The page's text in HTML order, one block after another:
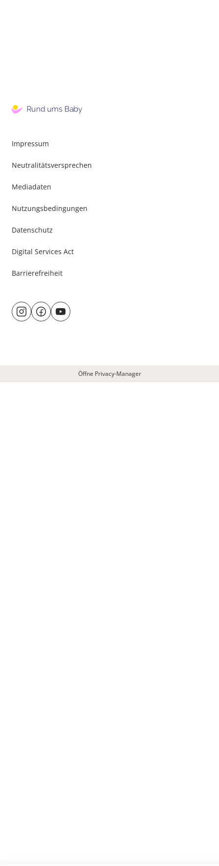
Impressum
Neutralitätsversprechen
Mediadaten
Nutzungsbedingungen
Datenschutz
Digital Services Act
Barrierefreiheit
Besuche
uns@rund.ums.baby
facebook.com/rundumsbaby.de
youtube.com/@rundumsbaby_
Öffne Privacy-Manager